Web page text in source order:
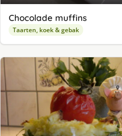
Chocolade muffins
Taarten, koek & gebak